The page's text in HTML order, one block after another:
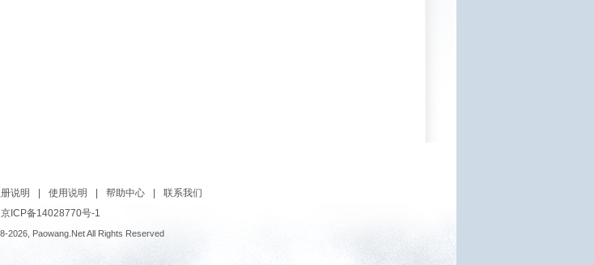
说明 使用说明 帮助中心
联系我们
京ICP备14028770号-1
2026, Paowang.Net All Rights Reserved